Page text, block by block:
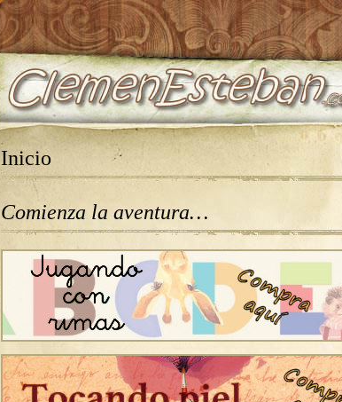
Inicio
Comienza la aventura…